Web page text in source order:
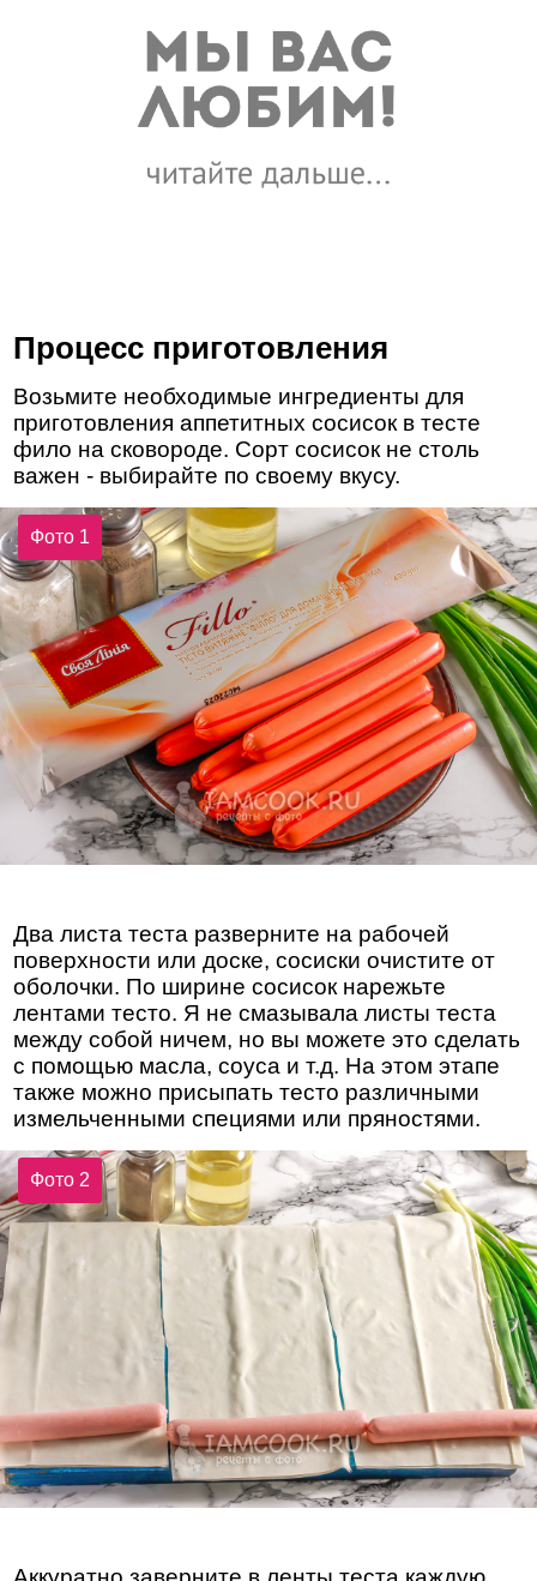
Процесс приготовления
Возьмите необходимые ингредиенты для
приготовления аппетитных сосисок в тесте
фило на сковороде. Сорт сосисок не столь
важен - выбирайте по своему вкусу.
Фото 1
Два листа теста разверните на рабочей
поверхности или доске, сосиски очистите от
оболочки. По ширине сосисок нарежьте
лентами тесто. Я не смазывала листы теста
между собой ничем, но вы можете это сделать
с помощью масла, соуса и т.д. На этом этапе
также можно присыпать тесто различными
измельченными специями или пряностями.
Фото 2